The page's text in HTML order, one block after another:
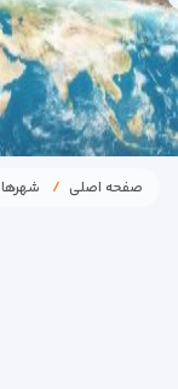
صفحه اصلی شهرها